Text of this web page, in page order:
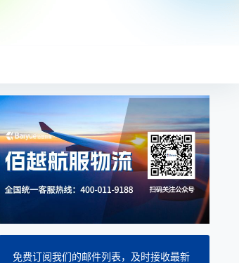
免费订阅我们的邮件列表，及时接收最新